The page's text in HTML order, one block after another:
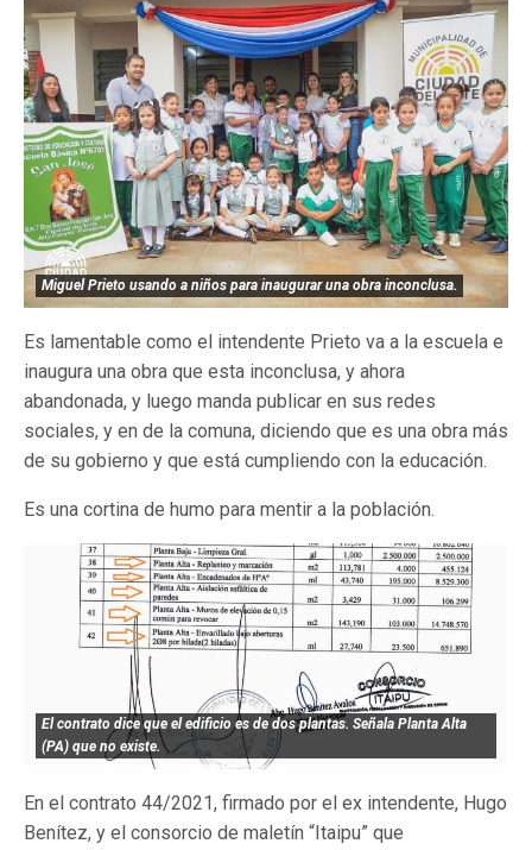
Miguel Prieto usando a niños para inaugurar una obra inconclusa.
Es lamentable como el intendente Prieto va a la escuela e
inaugura una obra que esta inconclusa, y ahora
abandonada, y luego manda publicar en sus redes
sociales, y en de la comuna, diciendo que es una obra más
de su gobierno y que está cumpliendo con la educación.
Es una cortina de humo para mentir a la población.
El contrato dice que el edificio es de dos plantas. Señala Planta Alta
(PA) que no existe.
En el contrato 44/2021, firmado por el ex intendente, Hugo
Benítez, y el consorcio de maletín “Itaipu” que